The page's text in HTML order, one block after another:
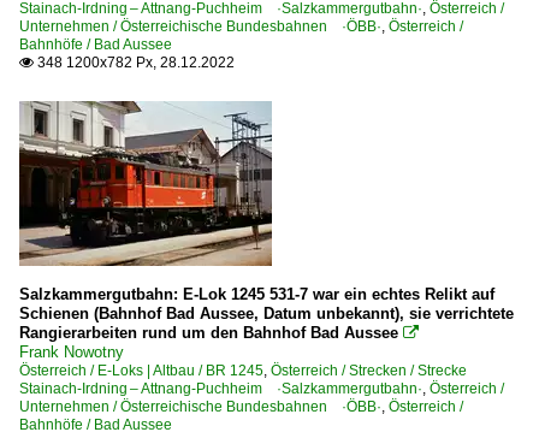
Stainach-Irdning – Attnang-Puchheim ·Salzkammergutbahn·, Österreich /
Unternehmen / Österreichische Bundesbahnen ·ÖBB·, Österreich /
Bahnhöfe / Bad Aussee
 348 1200x782 Px, 28.12.2022
Salzkammergutbahn: E-Lok 1245 531-7 war ein echtes Relikt auf
Schienen (Bahnhof Bad Aussee, Datum unbekannt), sie verrichtete
Rangierarbeiten rund um den Bahnhof Bad Aussee 
Frank Nowotny
Österreich / E-Loks | Altbau / BR 1245, Österreich / Strecken / Strecke
Stainach-Irdning – Attnang-Puchheim ·Salzkammergutbahn·, Österreich /
Unternehmen / Österreichische Bundesbahnen ·ÖBB·, Österreich /
Bahnhöfe / Bad Aussee